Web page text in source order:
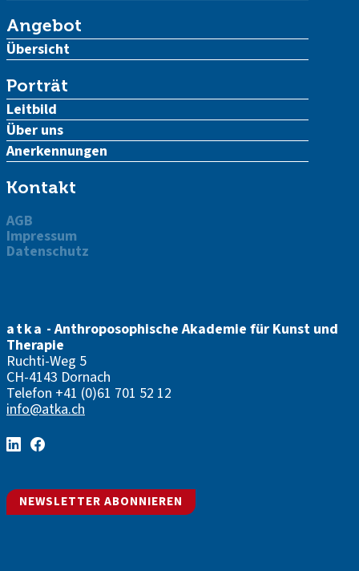
Angebot
Übersicht
Porträt
Leitbild
Über uns
Anerkennungen
Kontakt
AGB
Impressum
Datenschutz
atka - Anthroposophische Akademie für Kunst und
Therapie
Ruchti-Weg 5
CH-4143 Dornach
Telefon +41 (0)61 701 52 12
info@atka.ch
NEWSLETTER ABONNIEREN